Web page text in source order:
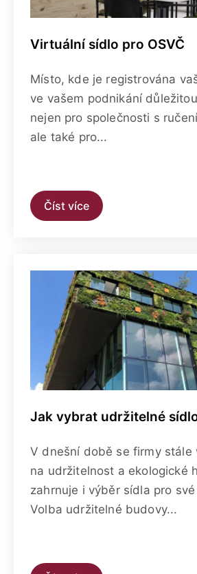
Virtuální sídlo pro OSVČ
Místo, kde je registrována
ve vašem podnikání
nejen pro společnosti s
ale také pro...
Číst více
Jak vybrat udržitelné
V dnešní době se firmy stále
na udržitelnost a ekologické
zahrnuje i výběr sídla pro
Volba udržitelné budovy...